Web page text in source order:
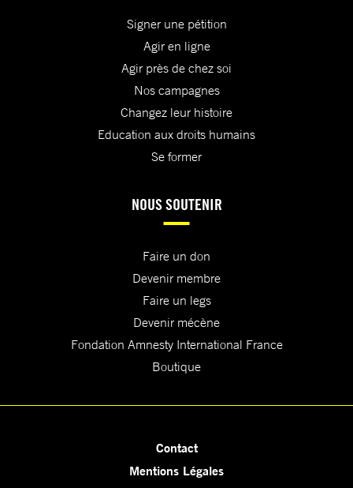
Signer une pétition
Agir en ligne
Agir près de chez soi
Nos campagnes
Changez leur histoire
Education aux droits humains
Se former
NOUS SOUTENIR
Faire un don
Devenir membre
Faire un legs
Devenir mécène
Fondation Amnesty International France
Boutique
Contact
Mentions Légales